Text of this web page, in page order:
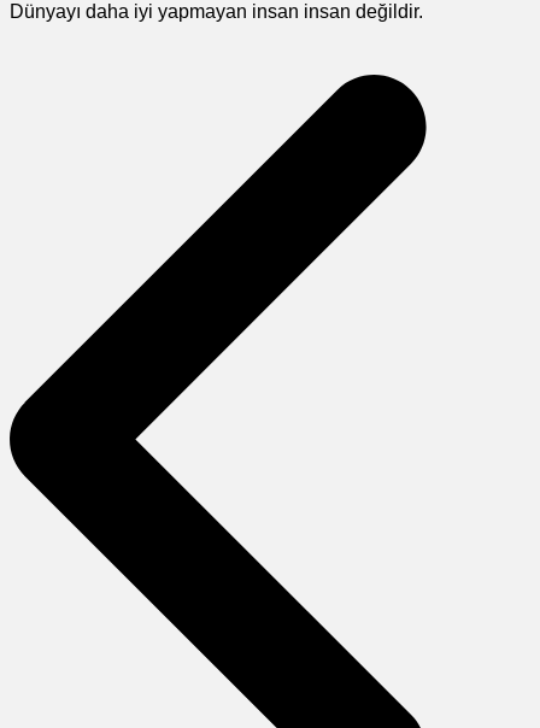
Dünyayı daha iyi yapmayan insan insan değildir.